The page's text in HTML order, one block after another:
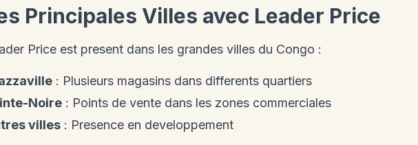
Principales Villes avec Leader Price
Price est present dans les grandes villes du Congo :
: Plusieurs magasins dans differents quartiers
Noire : Points de vente dans les zones commerciales
villes : Presence en developpement